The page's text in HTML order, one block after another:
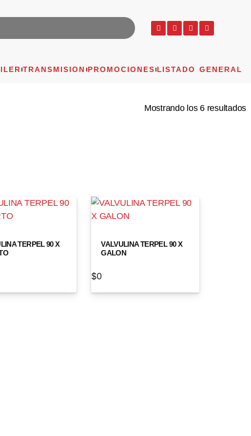
TRANSMISION PROMOCIONES LISTADO GENERAL
Mostrando los 6 resultados
TERPEL 90 X
VALVULINA TERPEL 90 X
GALON
$0